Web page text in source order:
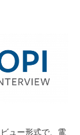
ュー形式で、電